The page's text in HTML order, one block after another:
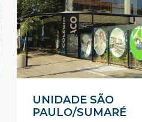
UNIDADE SÃO
PAULO/SUMARÉ